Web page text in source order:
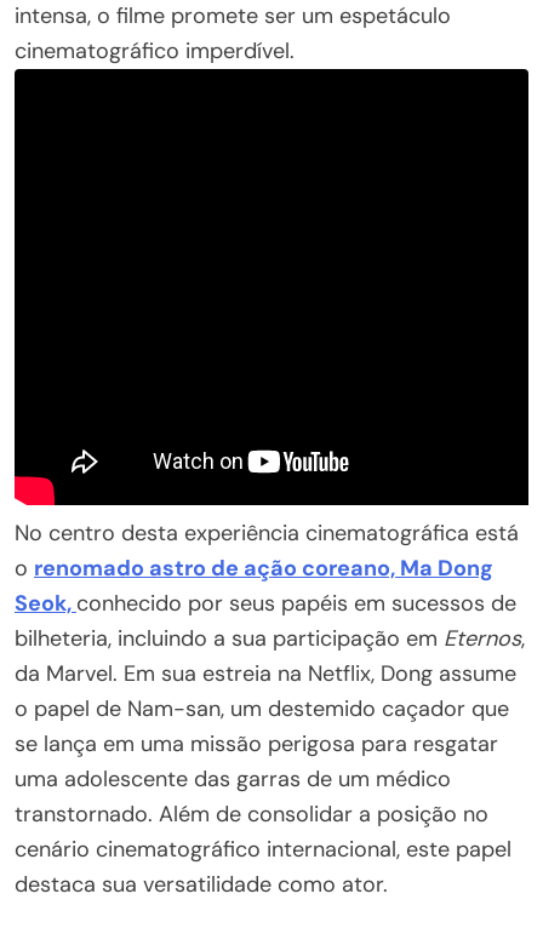
intensa, o filme promete ser um espetáculo
cinematográfico imperdível.
No centro desta experiência cinematográfica está
o renomado astro de ação coreano, Ma Dong
Seok, conhecido por seus papéis em sucessos de
bilheteria, incluindo a sua participação em Eternos,
da Marvel. Em sua estreia na Netflix, Dong assume
o papel de Nam-san, um destemido caçador que
se lança em uma missão perigosa para resgatar
uma adolescente das garras de um médico
transtornado. Além de consolidar a posição no
cenário cinematográfico internacional, este papel
destaca sua versatilidade como ator.